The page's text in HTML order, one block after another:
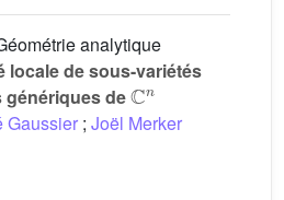
analytique
locale de sous-variétés
génériques de
ℂn
Gaussier ; Joël Merker